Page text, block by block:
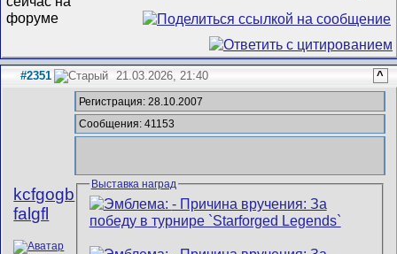
#2351 21.03.2026, 21:40 ^
kcfgogb
falgfl
Регистрация: 28.10.2007
Сообщения: 41153
Выставка наград